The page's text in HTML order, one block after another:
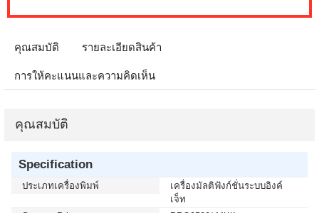
คุณสมบัติ รายละเอียดสินค้า
การให้คะแนนและความคิดเห็น
คุณสมบัติ
Specification
ประเภทเครื่องพิมพ์
เครื่องมัลติฟังก์ชั่นระบบอิงค์
เจ็ท